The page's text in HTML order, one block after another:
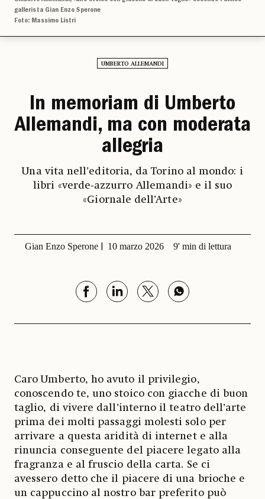
gallerista Gian Enzo Sperone
Foto: Massimo Listri
UMBERTO ALLEMANDI
In memoriam di Umberto
Allemandi, ma con moderata
allegria
Una vita nell’editoria, da Torino al mondo: i
libri «verde-azzurro Allemandi» e il suo
«Giornale dell’Arte»
Gian Enzo Sperone 10 marzo 2026 9' min di lettura
Caro Umberto, ho avuto il privilegio,
conoscendo te, uno stoico con giacche di buon
taglio, di vivere dall’interno il teatro dell’arte
prima dei molti passaggi molesti solo per
arrivare a questa aridità di internet e alla
rinuncia conseguente del piacere legato alla
fragranza e al fruscio della carta. Se ci
avessero detto che il piacere di una brioche e
un cappuccino al nostro bar preferito può